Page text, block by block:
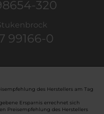
320
99166-0
des Herstellers am Tag
Ersparnis errechnet sich
Preisempfehlung des Herstellers